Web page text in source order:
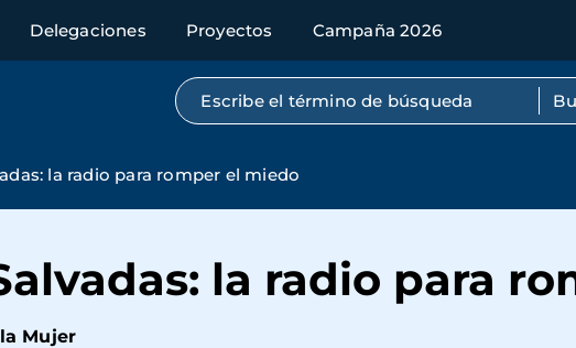
Delegaciones Proyectos Campaña 2026
Búsqueda por texto completo
la radio para romper el miedo
la radio para
Mujer